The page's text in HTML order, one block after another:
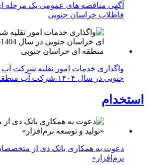
آگهی مناقصه های عمومی یک
فاظلاب خراسان جنوبی
واگذاری خدمات امور نقلیه شرکت
جنوبی در سال ۱۴۰۴-شرکت آب منطقه ای خراسان جنوبی
استخدام
دعوت به همکاری بانک دی از
نرم‌افزار»